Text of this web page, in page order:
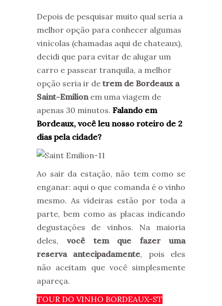
Depois de pesquisar muito qual seria a
melhor opção para conhecer algumas
vinícolas (chamadas aqui de chateaux),
decidi que para evitar de alugar um
carro e passear tranquila, a melhor
opção seria ir de trem de Bordeaux a
Saint-Emilionem uma viagem de
apenas 30 minutos. Falando em
Bordeaux, você leu nosso roteiro de 2
dias pela cidade?
Ao sair da estação, não tem como se
enganar: aqui o que comanda é o vinho
mesmo. As videiras estão por toda a
parte, bem como as placas indicando
degustações de vinhos. Na maioria
deles, você tem que fazer uma
reserva antecipadamente, pois eles
não aceitam que você simplesmente
apareça.
TOUR DO VINHO BORDEAUX-ST